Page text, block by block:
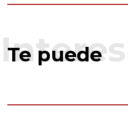
Te puede